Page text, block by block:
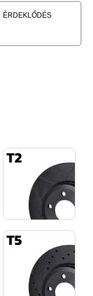
ÉRDEKLŐDÉS